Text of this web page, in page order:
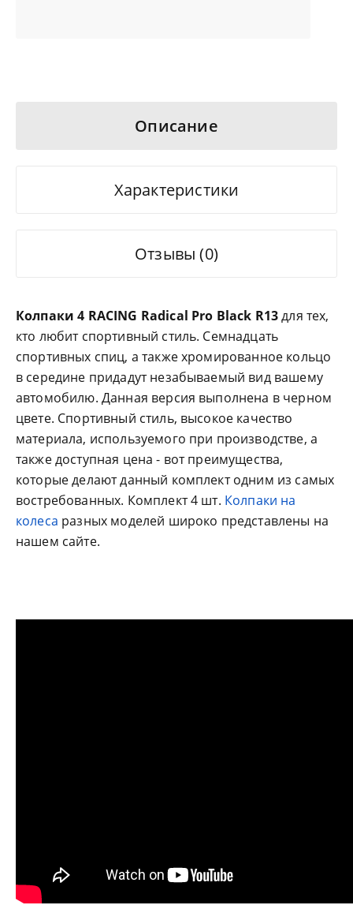
Описание
Характеристики
Отзывы (0)
Колпаки 4 RACING Radical Pro Black R13для тех,
кто любит спортивный стиль. Семнадцать
спортивных спиц, а также хромированное кольцо
в середине придадут незабываемый вид вашему
автомобилю. Данная версия выполнена в черном
цвете. Спортивный стиль, высокое качество
материала, используемого при производстве, а
также доступная цена - вот преимущества,
которые делают данный комплект одним из самых
востребованных. Комплект 4 шт. Колпаки на
колеса разных моделей широко представлены на
нашем сайте.